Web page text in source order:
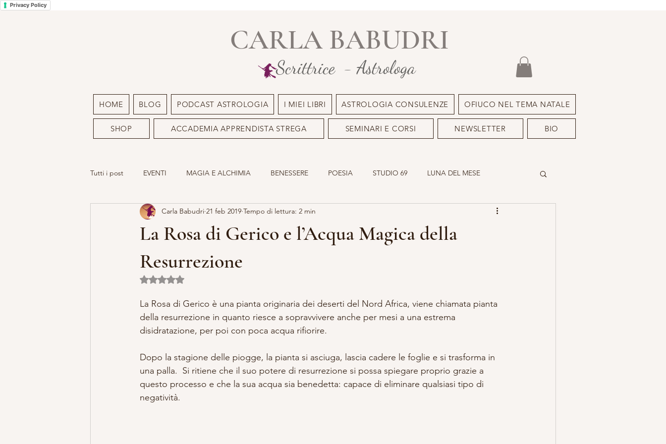
Privacy Policy
CARLA BABUDRI
Scrittrice - Astrologa
HOME BLOG PODCAST ASTROLOGIA I MIEI LIBRI ASTROLOGIA CONSULENZE OFIUCO NEL TEMA NATALE
SHOP ACCADEMIA APPRENDISTA STREGA SEMINARI E CORSI NEWSLETTER BIO
Tutti i post EVENTI MAGIA E ALCHIMIA BENESSERE POESIA STUDIO 69 LUNA DEL MESE
LA MIA ARTE SACRO FEMMINILE OLISTICO SACRO MASCHILE DEIMON ISPIRATORE
La Rosa di Gerico e l’Acqua Magica della
Resurrezione
Carla Babudri 21 feb 2019 Tempo di lettura: 2 min
Valutazione NaN stelle su 5.
La Rosa di Gerico è una pianta originaria dei deserti del Nord Africa, viene chiamata pianta
della resurrezione in quanto riesce a sopravvivere anche per mesi a una estrema
disidratazione, per poi con poca acqua rifiorire.
Dopo la stagione delle piogge, la pianta si asciuga, lascia cadere le foglie e si trasforma in
una palla.  Si ritiene che il suo potere di resurrezione si possa spiegare proprio grazie a
questo processo e che la sua acqua sia benedetta: capace di eliminare qualsiasi tipo di
negatività.